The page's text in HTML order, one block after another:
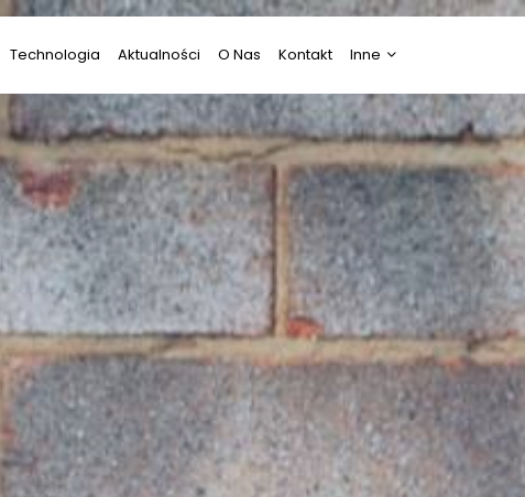
Technologia Aktualności O Nas Kontakt Inne
Budownictwo
Diety/Odchudzanie
Dom/Ogród
Ekologia
Elektronika
Energetyka
Finanse/Biznes
Fotografia/
Gastronomia
Gospodarka/Przemysł
It/Komputery/Gry
Komputerowe
Kulinaria